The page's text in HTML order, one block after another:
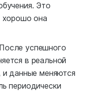
Это
хорошо она
успешного
в реальной
данные меняются
периодически